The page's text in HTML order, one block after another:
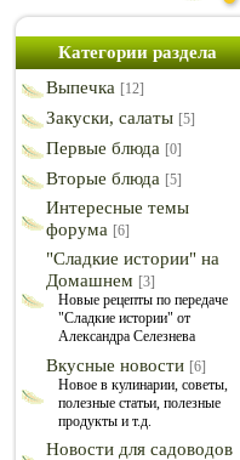
Категории раздела
Выпечка [12]
Закуски, салаты [5]
Первые блюда [0]
Вторые блюда [5]
Интересные темы
форума [6]
"Сладкие истории" на
Домашнем [3]
Новые рецепты по передаче
"Сладкие истории" от
Александра Селезнева
Вкусные новости [6]
Новое в кулинарии, советы,
полезные статьи, полезные
продукты и т.д.
Новости для садоводов